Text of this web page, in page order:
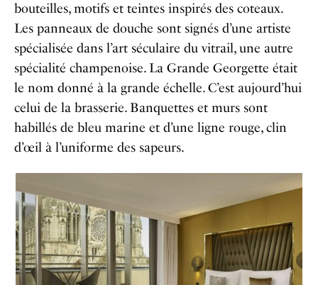
bouteilles, motifs et teintes inspirés des coteaux.
Les panneaux de douche sont signés d’une artiste
spécialisée dans l’art séculaire du vitrail, une autre
spécialité champenoise. La Grande Georgette était
le nom donné à la grande échelle. C’est aujourd’hui
celui de la brasserie. Banquettes et murs sont
habillés de bleu marine et d’une ligne rouge, clin
d’œil à l’uniforme des sapeurs.